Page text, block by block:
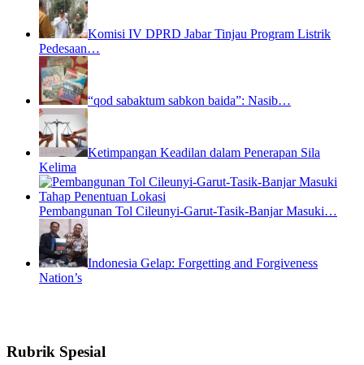
Komisi IV DPRD Jabar Tinjau Program Listrik
Pedesaan…
“qod sabaktum sabkon baida”: Nasib…
Ketimpangan Keadilan dalam Penerapan Sila
Kelima
Pembangunan Tol Cileunyi-Garut-Tasik-Banjar Masuki…
Indonesia Gelap: Forgetting and Forgiveness
Nation’s
Rubrik Spesial